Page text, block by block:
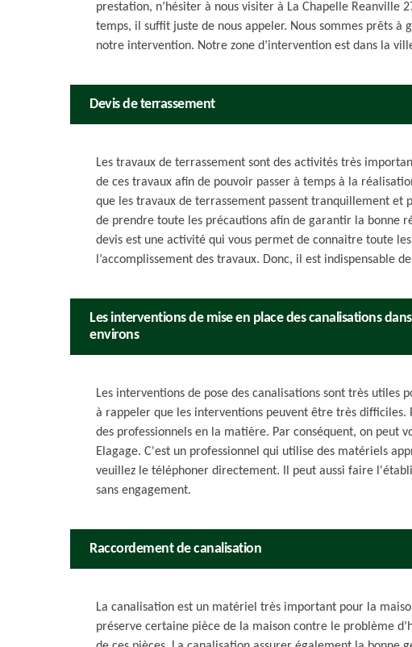
prestation, n’hésiter à nous visiter à La Chapelle Reanville
temps, il suffit juste de nous appeler. Nous sommes prêts
notre intervention. Notre zone d’intervention est dans la
Devis de terrassement
Les travaux de terrassement sont des activités très
de ces travaux afin de pouvoir passer à temps à la
que les travaux de terrassement passent tranquillement
de prendre toute les précautions afin de garantir la bonne
devis est une activité qui vous permet de connaitre toute
l’accomplissement des travaux. Donc, il est indispensable
Les interventions de mise en place des canalisations
environs
Les interventions de pose des canalisations sont très
à rappeler que les interventions peuvent être très difficiles.
des professionnels en la matière. Par conséquent, on peut
Elagage. C'est un professionnel qui utilise des matériels
veuillez le téléphoner directement. Il peut aussi faire
sans engagement.
Raccordement de canalisation
La canalisation est un matériel très important pour la
préserve certaine pièce de la maison contre le problème